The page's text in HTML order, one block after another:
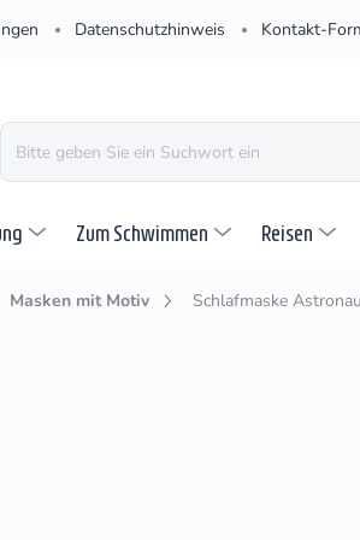
Datenschutzhinweis Kontakt-
Zum Schwimmen Reisen
Masken mit Motiv Schlafmaske